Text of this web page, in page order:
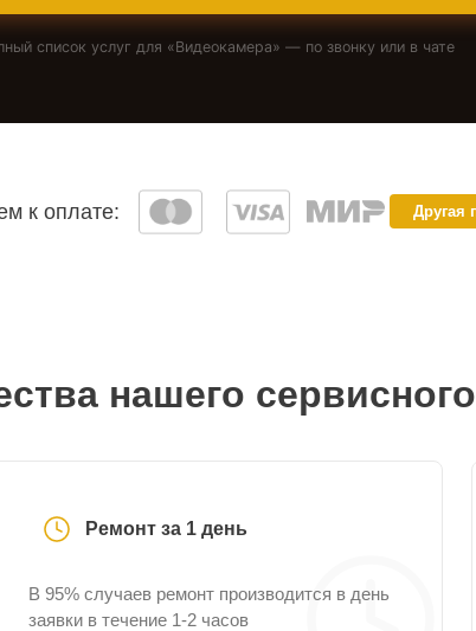
список услуг для «Видеокамера» — по звонку или в чате
к оплате: Другая
нашего
Ремонт за 1 день
В 95% случаев ремонт производится в день
заявки в течение 1-2 часов